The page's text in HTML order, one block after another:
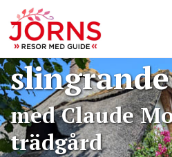
längs Seines
med Claude
trädgård